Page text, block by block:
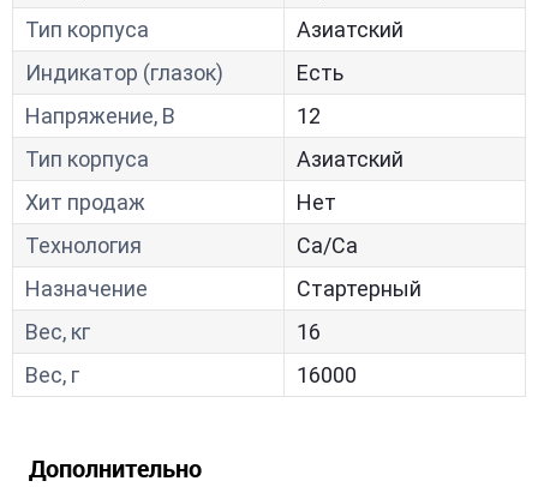
Тип корпуса
Азиатский
Индикатор (глазок)
Есть
Напряжение, В
12
Тип корпуса
Азиатский
Хит продаж
Нет
Технология
Са/Са
Назначение
Стартерный
Вес, кг
16
Вес, г
16000
Дополнительно